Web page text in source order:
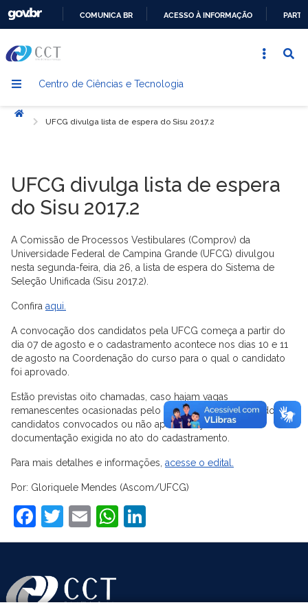
CONTEÚDO
COMUNICA BR ACESSO À INFORMAÇÃO
Centro de Ciências e Tecnologia
Início
UFCG divulga lista de espera do Sisu 2017.2
UFCG divulga lista de espera
do Sisu 2017.2
A Comissão de Processos Vestibulares (Comprov) da
Universidade Federal de Campina Grande (UFCG) divulgou
nesta segunda-feira, dia 26, a lista de espera do Sistema de
Seleção Unificada (Sisu 2017.2).
Confira aqui.
A convocação dos candidatos pela UFCG começa a partir do
dia 07 de agosto e o cadastramento acontece nos dias 10 e 11
de agosto na Coordenação do curso para o qual o candidato
foi aprovado.
Estão previstas oito chamadas, caso hajam vagas
remanescentes ocasionadas pelo não comparecimento dos
candidatos convocados ou não apresentação da
documentação exigida no ato do cadastramento.
Para mais detalhes e informações, acesse o edital.
Por: Gloriquele Mendes (Ascom/UFCG)
Facebook
Twitter
EmailWhatsApp